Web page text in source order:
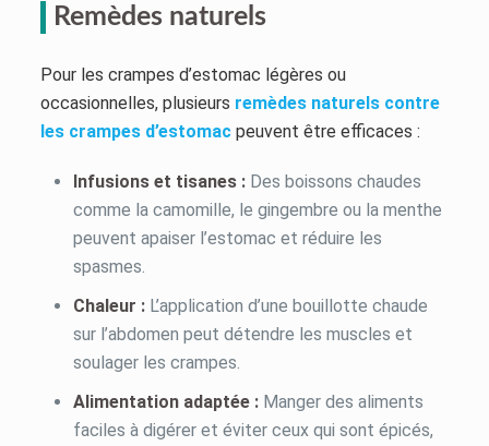
Remèdes naturels
Pour les crampes d’estomac légères ou
occasionnelles, plusieurs remèdes naturels contre
les crampes d’estomacpeuvent être efficaces :
Infusions et tisanes :Des boissons chaudes
comme la camomille, le gingembre ou la menthe
peuvent apaiser l’estomac et réduire les
spasmes.
Chaleur :L’application d’une bouillotte chaude
sur l’abdomen peut détendre les muscles et
soulager les crampes.
Alimentation adaptée :Manger des aliments
faciles à digérer et éviter ceux qui sont épicés,